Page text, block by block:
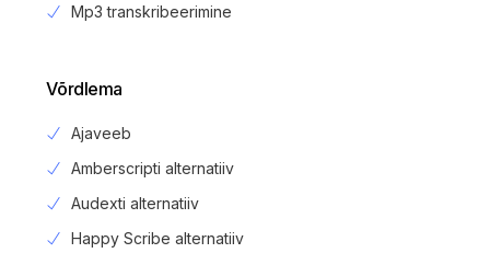
Mp3 transkribeerimine
Võrdlema
Ajaveeb
Amberscripti alternatiiv
Audexti alternatiiv
Happy Scribe alternatiiv